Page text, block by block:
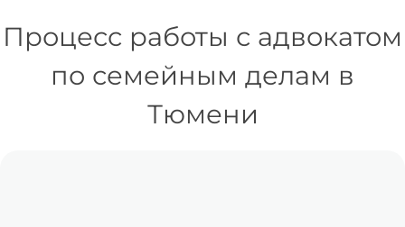
Процесс работы с адвокатом
по семейным делам в
Тюмени